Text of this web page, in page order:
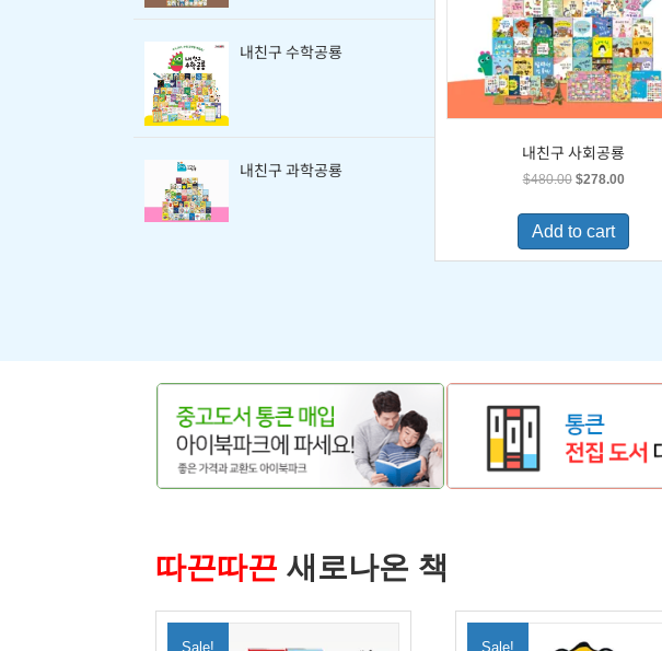
내친구 수학공룡
내친구 과학공룡
내친구 사회공룡
$480.00 Original
was:
$480.00.
$278.00Current
is:
Add to cart
따끈따끈 새로나온 책
Sale! Sale!